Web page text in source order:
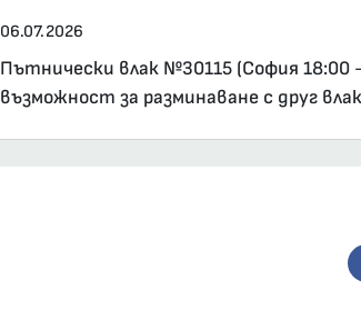
06.07.2026
Пътнически влак №30115 (София 18:00
възможност за разминаване с друг